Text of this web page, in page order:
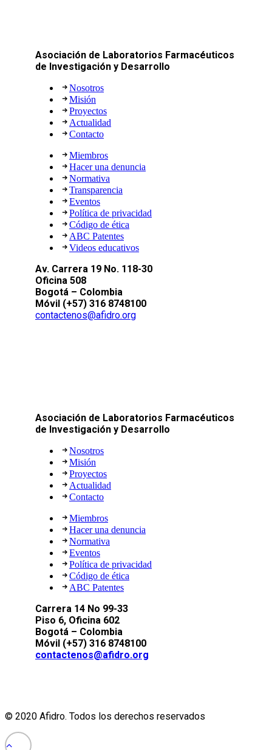
Asociación de Laboratorios Farmacéuticos
de Investigación y Desarrollo
Nosotros
Misión
Proyectos
Actualidad
Contacto
Miembros
Hacer una denuncia
Normativa
Transparencia
Eventos
Política de privacidad
Código de ética
ABC Patentes
Videos educativos
Av. Carrera 19 No. 118-30
Oficina 508
Bogotá – Colombia
Móvil (+57) 316 8748100
contactenos@afidro.org
Asociación de Laboratorios Farmacéuticos
de Investigación y Desarrollo
Nosotros
Misión
Proyectos
Actualidad
Contacto
Miembros
Hacer una denuncia
Normativa
Eventos
Política de privacidad
Código de ética
ABC Patentes
Carrera 14 No 99-33
Piso 6, Oficina 602
Bogotá – Colombia
Móvil (+57) 316 8748100
contactenos@afidro.org
© 2020 Afidro. Todos los derechos reservados